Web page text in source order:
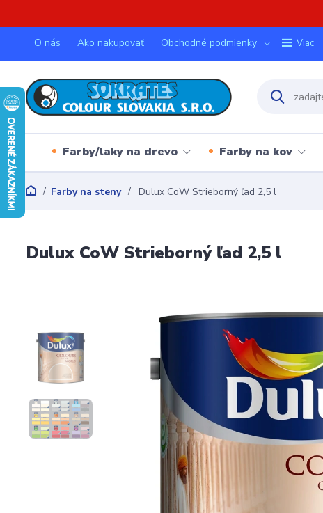
O nás Ako nakupovať Obchodné podmienky Viac
Farby/laky na drevo Farby na kov
Farby na steny Dulux CoW Strieborný ľad 2,5 l
Dulux CoW Strieborný ľad 2,5 l